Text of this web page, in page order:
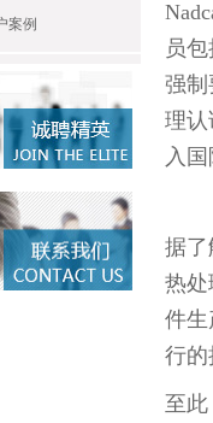
案例
员
强制
理认
入
据了
热处
件生
行的
至